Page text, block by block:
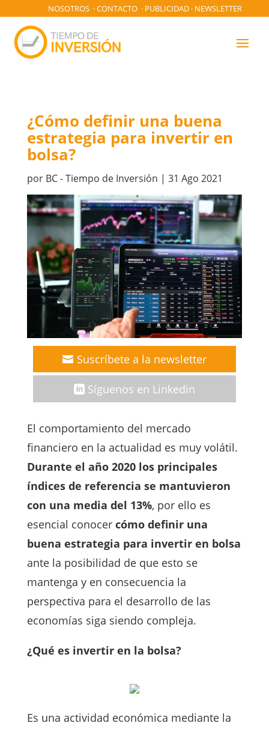
NOSOTROS ·CONTACTO · PUBLICIDAD · NEWSLETTER
¿Cómo definir una buena
estrategia para invertir en
bolsa?
por BC - Tiempo de Inversión | 31 Ago 2021
Suscríbete a la newsletter
Síguenos en Linkedin
El comportamiento del mercado
financiero en la actualidad es muy volátil.
Durante el año 2020 los principales
índices de referencia se mantuvieron
con una media del 13%, por ello es
esencial conocer cómo definir una
buena estrategia para invertir en bolsa
ante la posibilidad de que esto se
mantenga y en consecuencia la
perspectiva para el desarrollo de las
economías siga siendo compleja.
¿Qué es invertir en la bolsa?
Es una actividad económica mediante la